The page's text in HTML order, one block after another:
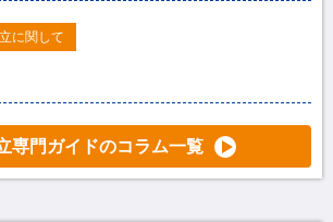
に関して
専門ガイドのコラム一覧